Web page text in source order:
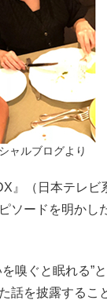
ャルブログより
』（日本テレビ
ソードを明かし
嗅ぐと眠れる”
話を披露するこ